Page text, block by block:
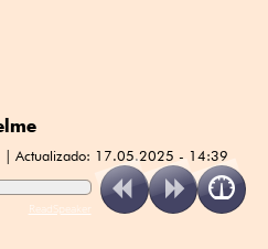
Actualizado: 17.05.2025 - 14:39
ReadSpeaker